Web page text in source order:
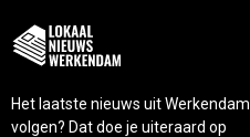
Het laatste nieuws uit Werkendam
volgen? Dat doe je uiteraard op